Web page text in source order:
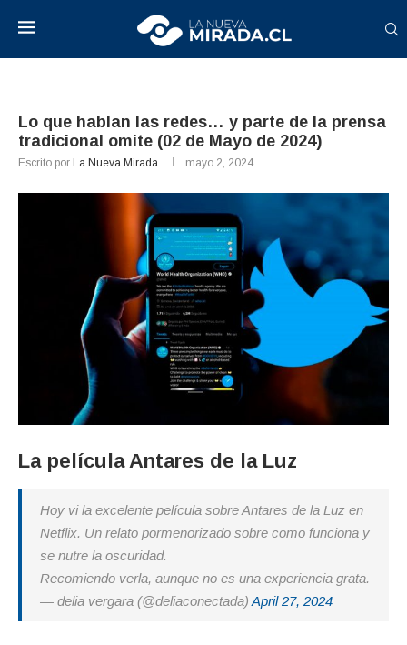
Lo que hablan las redes… y parte de la prensa
tradicional omite (02 de Mayo de 2024)
Escrito por La Nueva Mirada mayo 2, 2024
La película Antares de la Luz
Hoy vi la excelente película sobre Antares de la Luz en
Netflix. Un relato pormenorizado sobre como funciona y
se nutre la oscuridad.
Recomiendo verla, aunque no es una experiencia grata.
— delia vergara (@deliaconectada) April 27, 2024